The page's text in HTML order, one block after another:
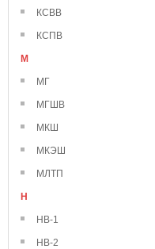
КСВВ
КСПВ
М
МГ
МГШВ
МКШ
МКЭШ
МЛТП
Н
НВ-1
НВ-2